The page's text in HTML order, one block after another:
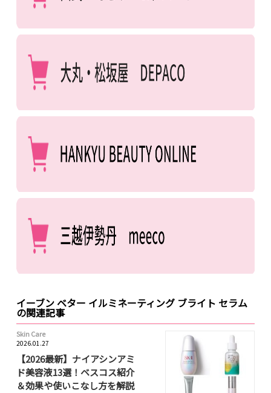
イーブン ベター イルミネーティング ブライト セラム
の関連記事
Skin Care
2026.01.27
【2026最新】ナイアシンアミ
ド美容液13選！ベスコス紹介
＆効果や使いこなし方を解説